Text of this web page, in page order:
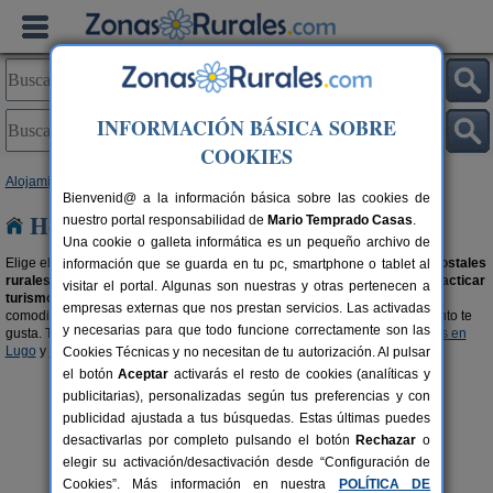
Alojamientos
Hostales Rurales en Lugo
Elige el destino que quieres yreserva una habitaciónen uno de estos
hostales
rurales en Lugo disponibles. Lugares acogedores y con encanto parapracticar
turismo rural en Lugo
comodidades como si estuvieras en tu casa y con el encanto rural que tanto te
gusta. También te recomendamos buscar en nuestra selección deHoteles en
Lugo y Hoteles Rurales en Lugo.
INFORMACIÓN BÁSICA SOBRE
COOKIES
Bienvenid@ a la información básica sobre las cookies de
nuestro portal responsabilidad de Mario Temprado Casas.
Una cookie o galleta informática es un pequeño archivo de
información que se guarda en tu pc, smartphone o tablet al
visitar el portal. Algunas son nuestras y otras pertenecen a
empresas externas que nos prestan servicios. Las activadas
y necesarias para que todo funcione correctamente son las
Cookies Técnicas y no necesitan de tu autorización. Al pulsar
el botónAceptar activarás el resto de cookies (analíticas y
publicitarias), personalizadas según tus preferencias y con
publicidad ajustada a tus búsquedas. Estas últimas puedes
desactivarlas por completo pulsando el botón Rechazar o
elegir su activación/desactivación desde “Configuración de
Cookies”. Más información en nuestra
POLÍTICA DE